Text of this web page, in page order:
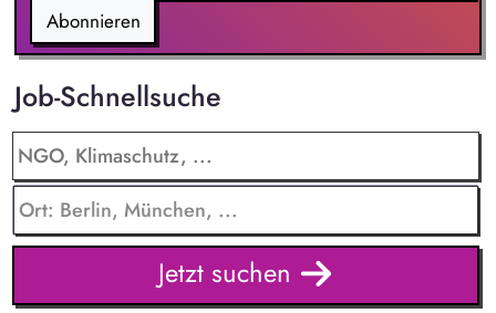
Abonnieren
Job-Schnellsuche
Jetzt suchen